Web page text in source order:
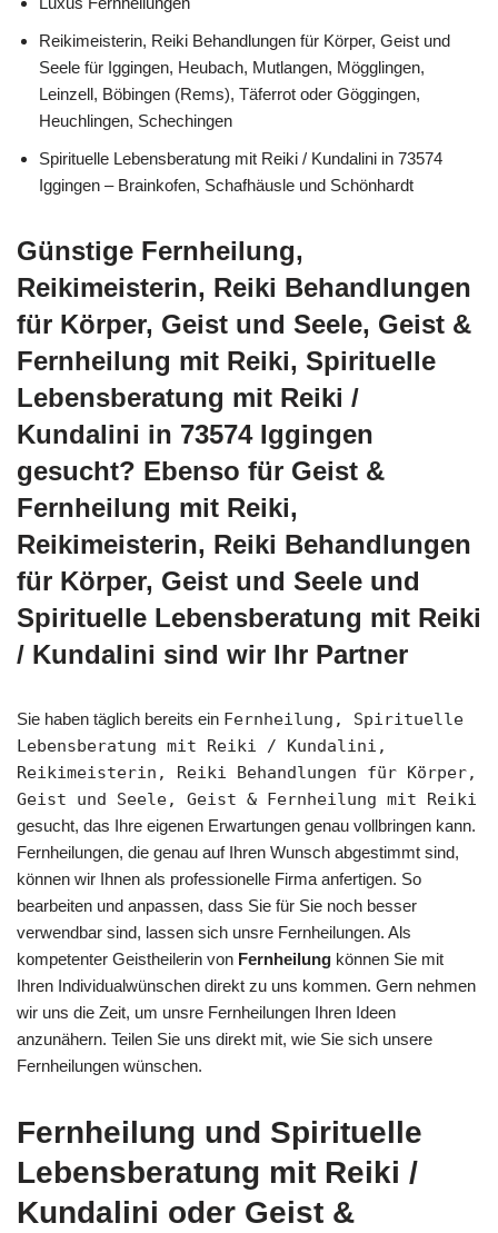
Reikimeisterin, Reiki Behandlungen für Körper, Geist und
Seele für Iggingen, Heubach, Mutlangen, Mögglingen,
Leinzell, Böbingen (Rems), Täferrot oder Göggingen,
Heuchlingen, Schechingen
Spirituelle Lebensberatung mit Reiki / Kundalini in 73574
Iggingen – Brainkofen, Schafhäusle und Schönhardt
Günstige Fernheilung,
Reikimeisterin, Reiki Behandlungen
für Körper, Geist und Seele, Geist &
Fernheilung mit Reiki, Spirituelle
Lebensberatung mit Reiki /
Kundalini in 73574 Iggingen
gesucht? Ebenso für Geist &
Fernheilung mit Reiki,
Reikimeisterin, Reiki Behandlungen
für Körper, Geist und Seele und
Spirituelle Lebensberatung mit Reiki
/ Kundalini sind wir Ihr Partner
Sie haben täglich bereits ein Fernheilung, Spirituelle
Lebensberatung mit Reiki / Kundalini,
Reikimeisterin, Reiki Behandlungen für Körper,
Geist und Seele, Geist & Fernheilung mit Reiki
gesucht, das Ihre eigenen Erwartungen genau vollbringen kann.
Fernheilungen, die genau auf Ihren Wunsch abgestimmt sind,
können wir Ihnen als professionelle Firma anfertigen. So
bearbeiten und anpassen, dass Sie für Sie noch besser
verwendbar sind, lassen sich unsre Fernheilungen. Als
kompetenter Geistheilerin von Fernheilung können Sie mit
Ihren Individualwünschen direkt zu uns kommen. Gern nehmen
wir uns die Zeit, um unsre Fernheilungen Ihren Ideen
anzunähern. Teilen Sie uns direkt mit, wie Sie sich unsere
Fernheilungen wünschen.
Fernheilung und Spirituelle
Lebensberatung mit Reiki /
Kundalini oder Geist &